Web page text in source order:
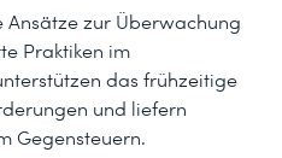
Ansätze zur Überwachung
Praktiken im
das frühzeitige
und liefern
Gegensteuern.